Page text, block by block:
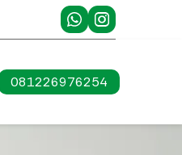
081226976254